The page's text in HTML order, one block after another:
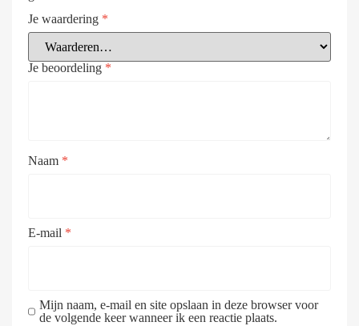
Je waardering *
Je beoordeling *
Naam *
E-mail *
Mijn naam, e-mail en site opslaan in deze browser voor
de volgende keer wanneer ik een reactie plaats.